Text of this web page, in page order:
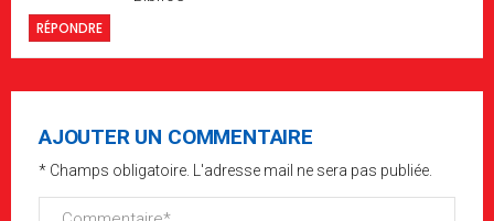
RÉPONDRE
AJOUTER UN COMMENTAIRE
* Champs obligatoire. L'adresse mail ne sera pas publiée.